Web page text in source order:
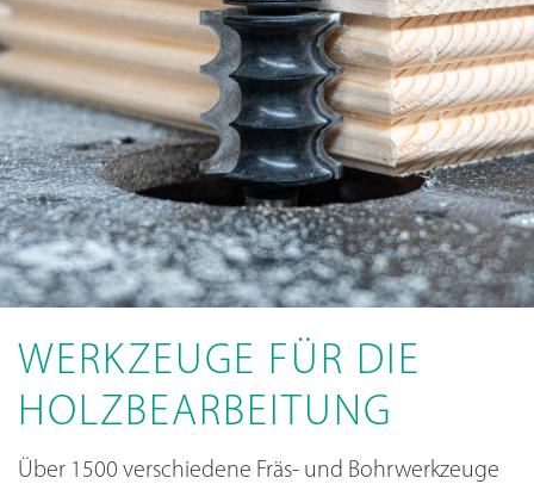
WERKZEUGE FÜR DIE
HOLZBEARBEITUNG
Über 1500 verschiedene Fräs- und Bohrwerkzeuge